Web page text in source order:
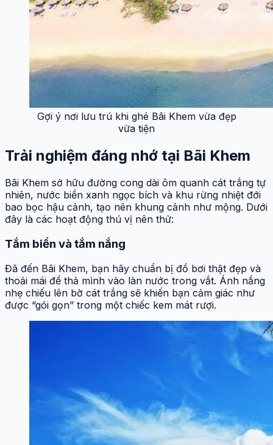
Gợi ý nơi lưu trú khi ghé Bãi Khem vừa đẹp
vừa tiện
Trải nghiệm đáng nhớ tại Bãi Khem
Bãi Khem sở hữu đường cong dài ôm quanh cát trắng tự
nhiên, nước biển xanh ngọc bích và khu rừng nhiệt đới
bao bọc hậu cảnh, tạo nên khung cảnh như mộng. Dưới
đây là các hoạt động thú vị nên thử:
Tắm biển và tắm nắng
Đã đến Bãi Khem, bạn hãy chuẩn bị đồ bơi thật đẹp và
thoải mái để thả mình vào làn nước trong vắt. Ánh nắng
nhẹ chiếu lên bờ cát trắng sẽ khiến bạn cảm giác như
được “gói gọn” trong một chiếc kem mát rượi.